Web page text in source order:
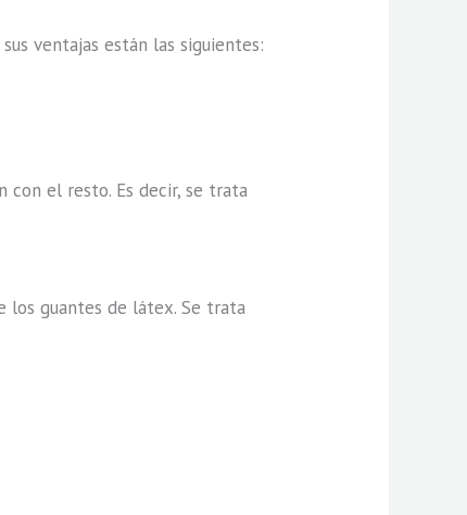
ventajas están las siguientes:
con el resto. Es decir, se trata
los guantes de látex. Se trata